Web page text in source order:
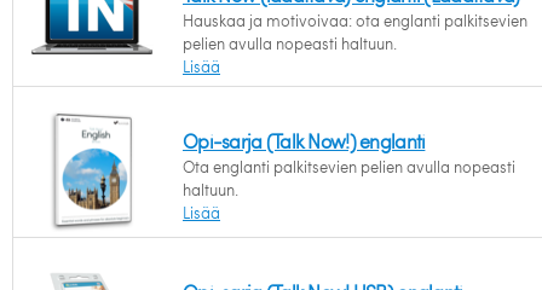
Hauskaa ja motivoivaa: ota englanti palkitsevien
pelien avulla nopeasti haltuun.
Lisää
Opi-sarja (Talk Now!) englanti
Ota englanti palkitsevien pelien avulla nopeasti
haltuun.
Lisää